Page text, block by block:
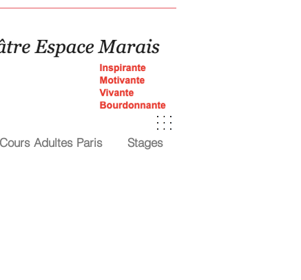
Cours Adultes Paris Stages